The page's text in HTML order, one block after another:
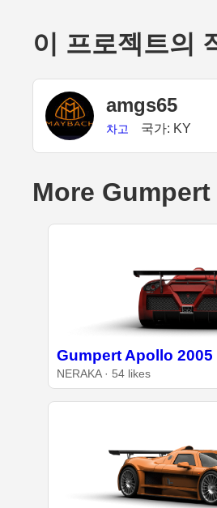
이 프로젝트의
amgs65
차고 국가: KY
More
Gumpert Apollo 2005
NERAKA · 54 likes